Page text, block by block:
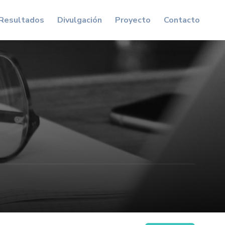
Divulgación Proyecto Contacto